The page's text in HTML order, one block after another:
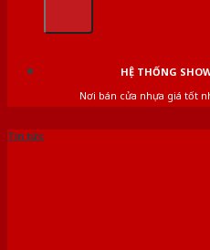
HỆ THỐNG
Nơi bán cửa nhựa giá tốt
Tin tức